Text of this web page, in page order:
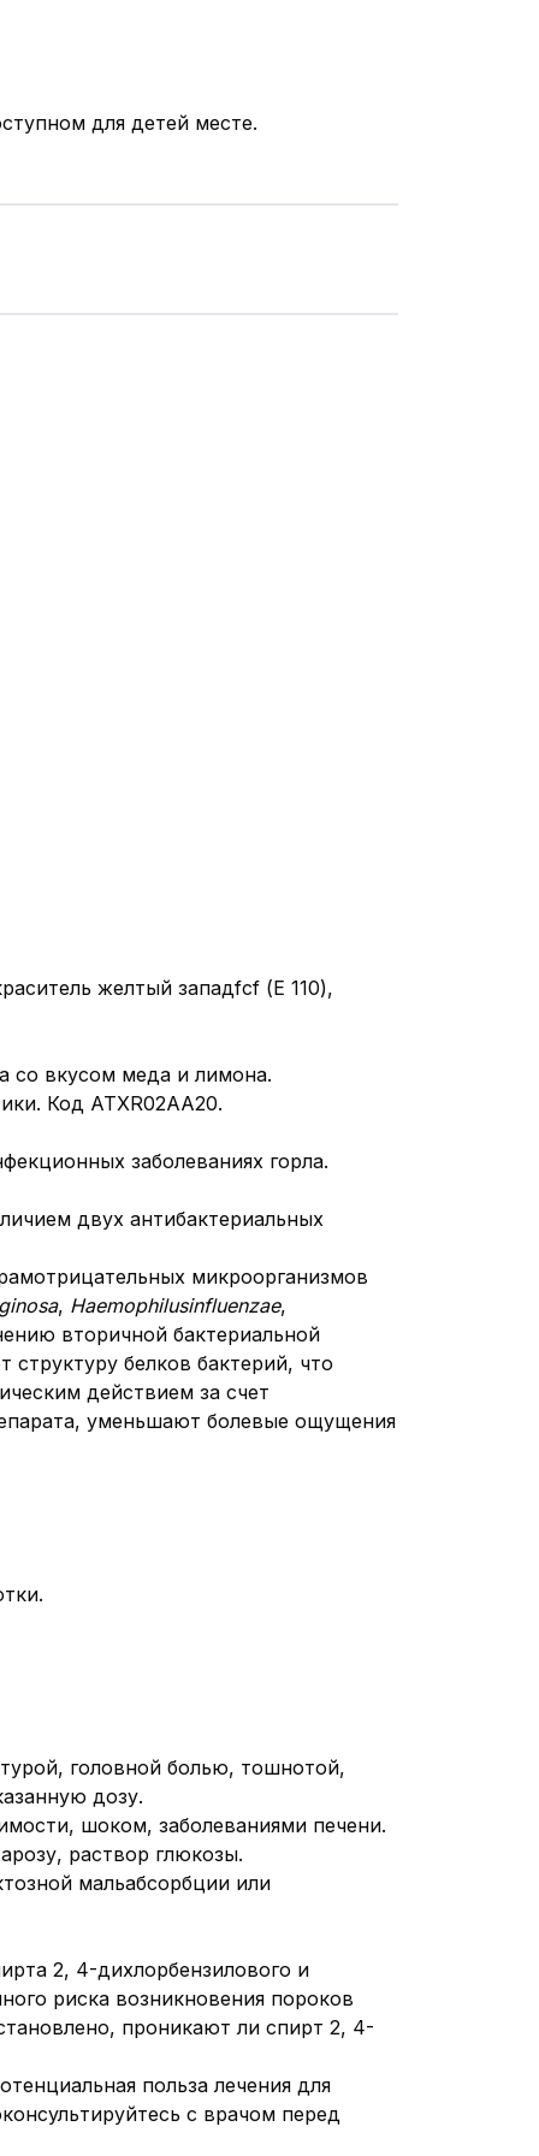
для детей месте.
желтый западfcf (Е 110),
со вкусом меда и лимона.
Код АТХR02AA20.
заболеваниях горла.
двух антибактериальных
микроорганизмов
, Haemophilusinfluenzae,
вторичной бактериальной
белков бактерий, что
действием за счет
уменьшают болевые ощущения
головной болью, тошнотой,
дозу.
шоком, заболеваниями печени.
раствор глюкозы.
мальабсорбции или
2, 4-дихлорбензилового и
риска возникновения пороков
проникают ли спирт 2, 4-
польза лечения для
с врачом перед